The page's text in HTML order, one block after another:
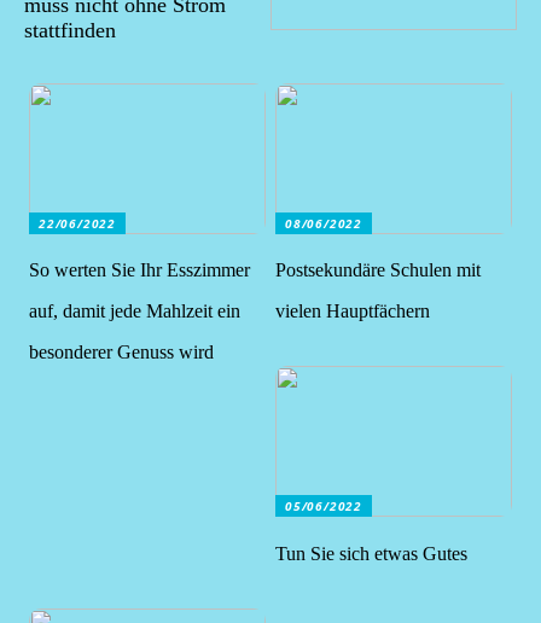
stattfinden
22/06/2022
So werten Sie Ihr Esszimmer
auf, damit jede Mahlzeit ein
besonderer Genuss wird
08/06/2022
Postsekundäre Schulen mit
vielen Hauptfächern
05/06/2022
Tun Sie sich etwas Gutes